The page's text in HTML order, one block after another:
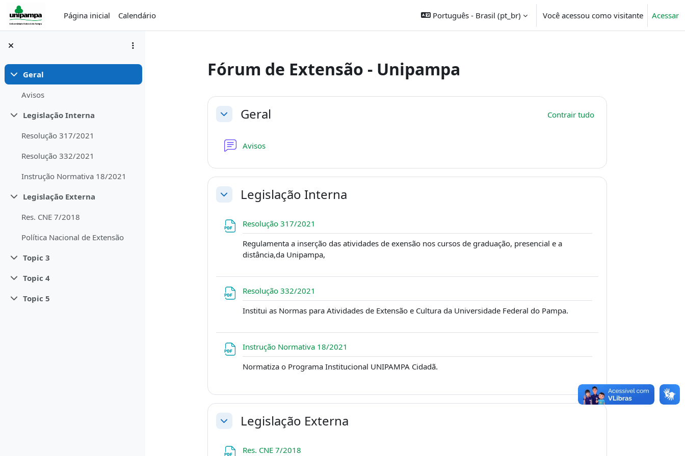
Ir para o conteúdo principal
Página inicial
Calendário Português - Brasil ‎(pt_br)‎ Você acessou como visitante Acessar
Contrair
Geral
Avisos
Contrair
Legislação Interna
Resolução 317/2021
Resolução 332/2021
Instrução Normativa 18/2021
Contrair
Legislação Externa
Res. CNE 7/2018
Política Nacional de Extensão
Contrair
Topic 3
Contrair
Topic 4
Contrair
Topic 5
Fórum de Extensão - Unipampa
Contorno da seção
ContrairGeral Contrair tudo
Avisos
ContrairLegislação Interna
Resolução 317/2021
Regulamenta a inserção das atividades de exensão nos cursos de graduação, presencial e a
distância,da Unipampa,
Resolução 332/2021
Institui as Normas para Atividades de Extensão e Cultura da Universidade Federal do Pampa.
Instrução Normativa 18/2021
Normatiza o Programa Institucional UNIPAMPA Cidadã.
ContrairLegislação Externa
Res. CNE 7/2018